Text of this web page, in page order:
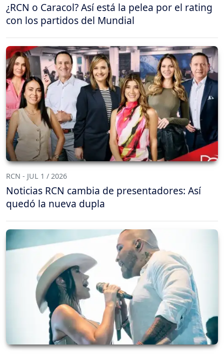
¿RCN o Caracol? Así está la pelea por el rating
con los partidos del Mundial
RCN - JUL 1 / 2026
Noticias RCN cambia de presentadores: Así
quedó la nueva dupla